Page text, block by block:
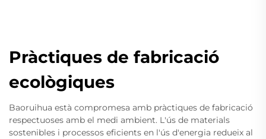
Pràctiques de fabricació
ecològiques
Baoruihua està compromesa amb pràctiques de fabricació
respectuoses amb el medi ambient. L'ús de materials
sostenibles i processos eficients en l'ús d'energia redueix al